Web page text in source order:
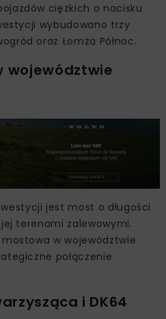
ciężkich o nacisku
wybudowano trzy
oraz Łomża Północ.
województwie
jest most o długości
terenami zalewowymi.
w województwie
połączenie
i DK64